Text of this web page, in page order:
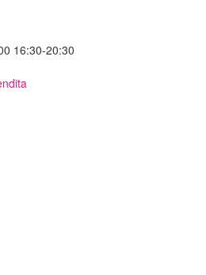
16:30-20:30